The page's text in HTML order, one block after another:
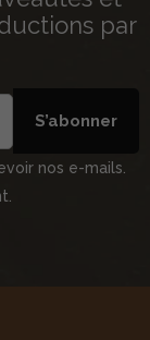
par
S’abonner
nos e-mails.